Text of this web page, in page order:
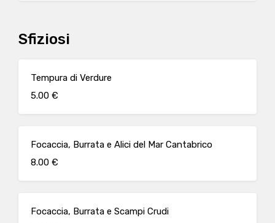
Sfiziosi
Tempura di Verdure
5.00 €
Focaccia, Burrata e Alici del Mar Cantabrico
8.00 €
Focaccia, Burrata e Scampi Crudi